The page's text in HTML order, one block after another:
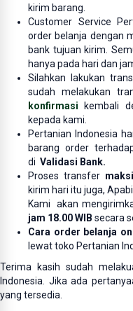
kirim barang.
Customer Service
order belanja dengan
bank tujuan kirim.
hanya pada hari dan
Silahkan lakukan
sudah melakukan
konfirmasi kembali
kepada kami.
Pertanian Indonesia
barang order
di Validasi Bank.
Proses transfer
kirim hari itu juga,
Kami akan
jam 18.00 WIB secara
Cara order belanja
lewat toko Pertanian
Terima kasih sudah
Indonesia. Jika ada
yang tersedia.